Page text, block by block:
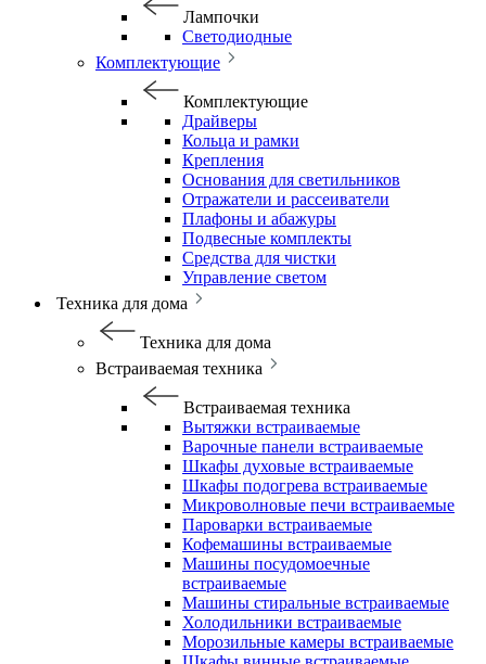
Лампочки
Светодиодные
Комплектующие
Комплектующие
Драйверы
Кольца и рамки
Крепления
Основания для светильников
Отражатели и рассеиватели
Плафоны и абажуры
Подвесные комплекты
Средства для чистки
Управление светом
Техника для дома
Техника для дома
Встраиваемая техника
Встраиваемая техника
Вытяжки встраиваемые
Варочные панели встраиваемые
Шкафы духовые встраиваемые
Шкафы подогрева встраиваемые
Микроволновые печи встраиваемые
Пароварки встраиваемые
Кофемашины встраиваемые
Машины посудомоечные
встраиваемые
Машины стиральные встраиваемые
Холодильники встраиваемые
Морозильные камеры встраиваемые